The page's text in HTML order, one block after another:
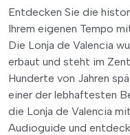
Entdecken Sie die
Ihrem eigenen Tempo
Die Lonja de Valencia
erbaut und steht im
Hunderte von Jahren
einer der lebhaftesten
die Lonja de Valencia
Audioguide und